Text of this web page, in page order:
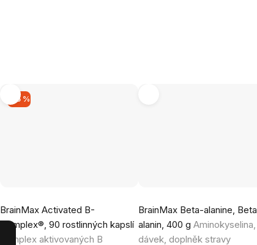
–15 %
BrainMax Activated B-
Complex®, 90 rostlinných kapslí
Komplex aktivovaných B
hodnocení
produktu
BrainMax Beta-alanine, Beta
alanin, 400 g
dávek, doplněk stravy
hodnocení
produktu